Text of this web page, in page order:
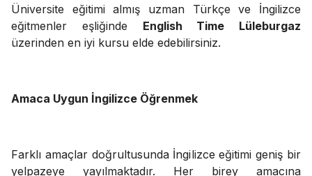
Üniversite eğitimi almış uzman Türkçe ve İngilizce
eğitmenler eşliğinde English Time Lüleburgaz
üzerinden en iyi kursu elde edebilirsiniz.
Amaca Uygun İngilizce Öğrenmek
Farklı amaçlar doğrultusunda İngilizce eğitimi geniş bir
yelpazeye yayılmaktadır. Her birey amacına